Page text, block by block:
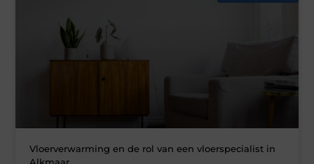
Vloerverwarming en de rol van een vloerspecialist in